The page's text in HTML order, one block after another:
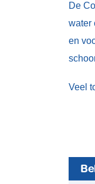
De
water
en
Veel